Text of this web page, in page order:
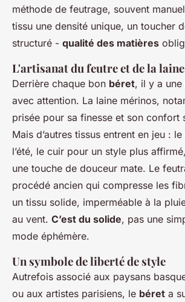
méthode de feutrage, souvent
tissu une densité unique, un toucher
structuré - qualité des matières
L'artisanat du feutre et de la laine
Derrière chaque bon béret, il y a
avec attention. La laine mérinos,
prisée pour sa finesse et son confort
Mais d’autres tissus entrent en jeu :
l’été, le cuir pour un style plus
une touche de douceur mate. Le
procédé ancien qui compresse les
un tissu solide, imperméable à la
au vent. C’est du solide, pas une
mode éphémère.
Un symbole de liberté de style
Autrefois associé aux paysans
ou aux artistes parisiens, le béret a